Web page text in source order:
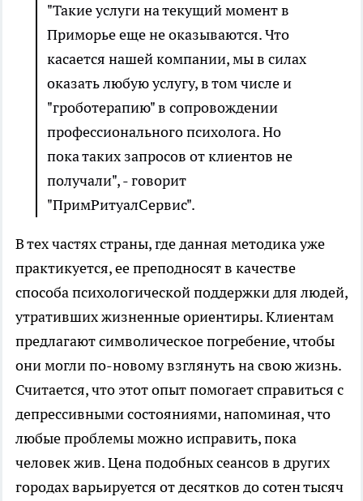
"Такие услуги на текущий момент в
Приморье еще не оказываются. Что
касается нашей компании, мы в силах
оказать любую услугу, в том числе и
"гроботерапию" в сопровождении
профессионального психолога. Но
пока таких запросов от клиентов не
получали", - говорит
"ПримРитуалСервис".
В тех частях страны, где данная методика уже
практикуется, ее преподносят в качестве
способа психологической поддержки для людей,
утративших жизненные ориентиры. Клиентам
предлагают символическое погребение, чтобы
они могли по-новому взглянуть на свою жизнь.
Считается, что этот опыт помогает справиться с
депрессивными состояниями, напоминая, что
любые проблемы можно исправить, пока
человек жив. Цена подобных сеансов в других
городах варьируется от десятков до сотен тысяч